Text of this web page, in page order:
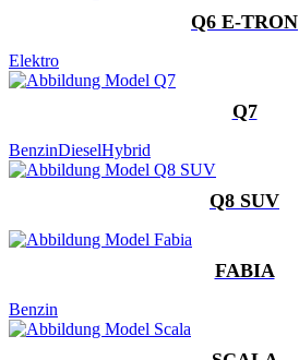
Q6 E-TRON
Elektro
Q7
BenzinDieselHybrid
Q8 SUV
FABIA
Benzin